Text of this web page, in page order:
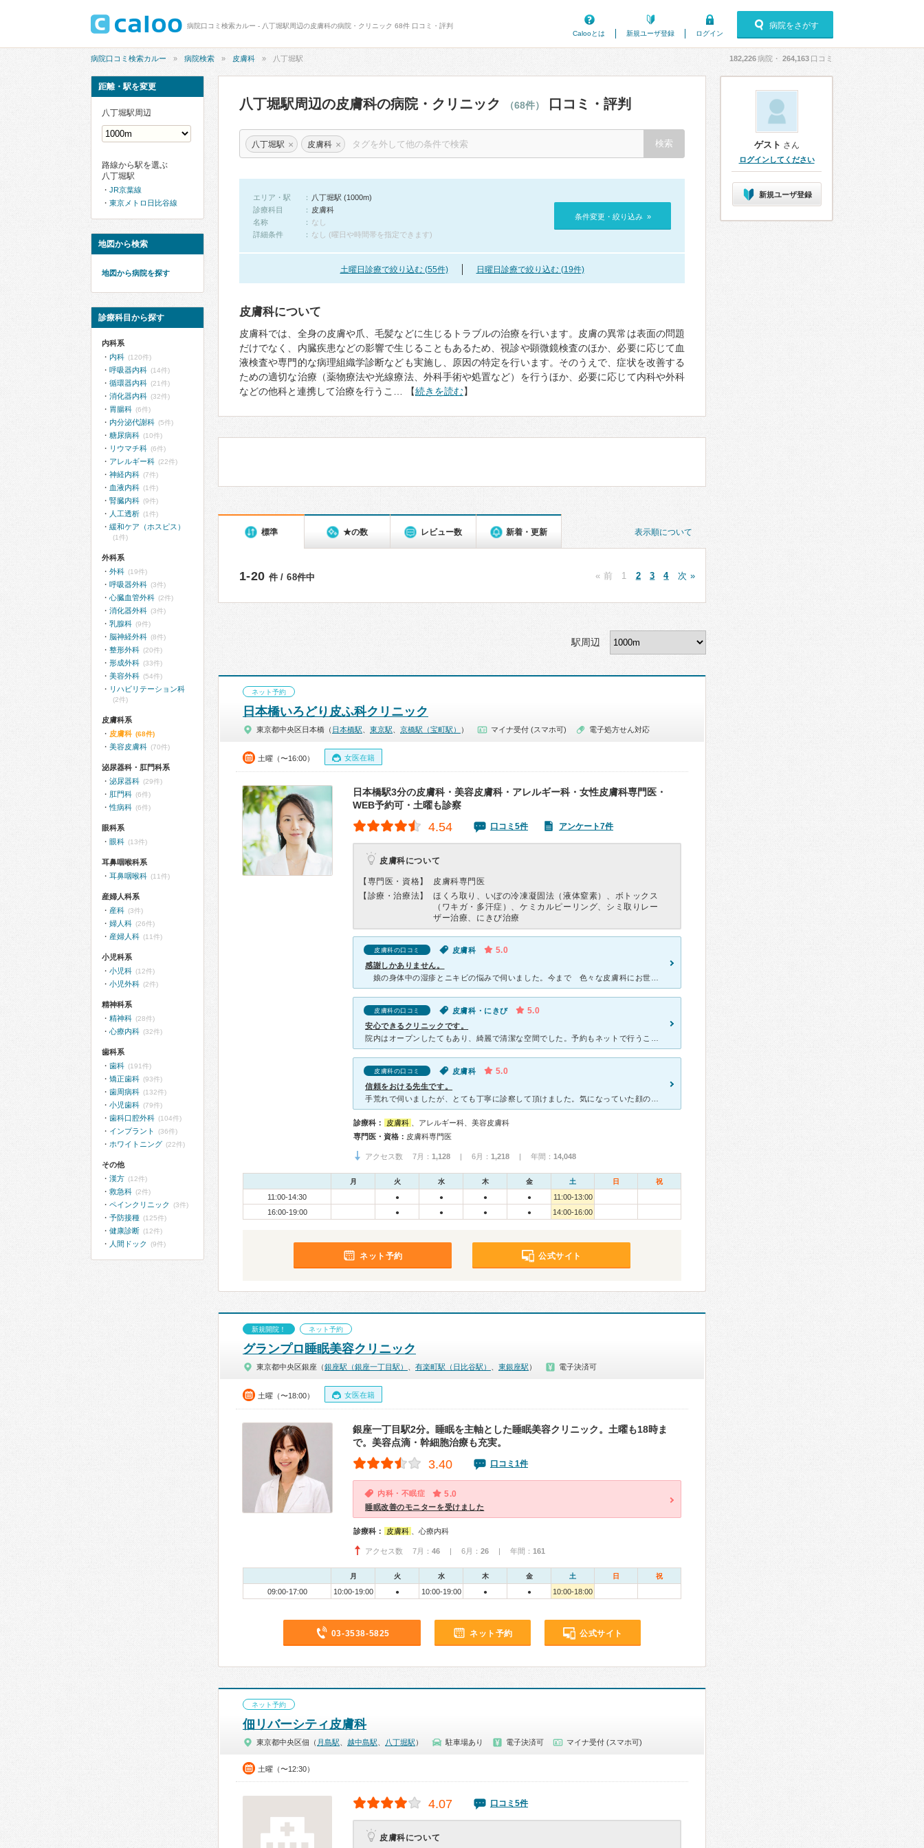
病院口コミ検索カルー - 八丁堀駅周辺の皮膚科の病院・クリニック 68件 口コミ・評判
Calooとは
新規ユーザ登録 ログイン
病院をさがす
病院口コミ検索カルー 病院検索 皮膚科 八丁堀駅 182,226病院・ 264,163 口コミ
八丁堀駅周辺の皮膚科の病院・クリニック （68件） 口コミ・評判
八丁堀駅 × 皮膚科 ×
エリア・駅
八丁堀駅 (1000m)
診療科目
皮膚科
名称
なし
詳細条件
なし (曜日や時間帯を指定できます)
条件変更・絞り込み »
土曜日診療で絞り込む (55件) 日曜日診療で絞り込む (19件)
皮膚科について
皮膚科では、全身の皮膚や爪、毛髪などに生じるトラブルの治療を行います。皮膚の異常は表面の問題
だけでなく、内臓疾患などの影響で生じることもあるため、視診や顕微鏡検査のほか、必要に応じて血
液検査や専門的な病理組織学診断なども実施し、原因の特定を行います。そのうえで、症状を改善する
ための適切な治療（薬物療法や光線療法、外科手術や処置など）を行うほか、必要に応じて内科や外科
などの他科と連携して治療を行うこ… 【続きを読む】
表示順について
標準 ★の数 レビュー数 新着・更新
1-20 件 / 68件中 « 前 1 2 3 4 次 »
駅周辺
ネット予約
日本橋いろどり皮ふ科クリニック
東京都中央区日本橋（ 日本橋駅 東京駅 京橋駅（宝町駅） ） マイナ受付 (スマホ可) 電子処方せん対応
土曜（〜16:00） 女医在籍
日本橋駅3分の皮膚科・美容皮膚科・アレルギー科・女性皮膚科専門医・
WEB予約可・土曜も診察
4.54 口コミ5件 アンケート7件
皮膚科について
【専門医・資格】
皮膚科専門医
【診療・治療法】
ほくろ取り、いぼの冷凍凝固法（液体窒素）、ボトックス
（ワキガ・多汗症）、ケミカルピーリング、シミ取りレー
ザー治療、にきび治療
皮膚科の口コミ 皮膚科 5.0
感謝しかありません。
皮膚科の口コミ 皮膚科・にきび 5.0
安心できるクリニックです。
皮膚科の口コミ 皮膚科 5.0
信頼をおける先生です。
診療科： 皮膚科
、アレルギー科、美容皮膚科
専門医・資格： 皮膚科専門医
アクセス数 7月： 1,128 | 6月： 1,218 | 年間： 14,048
月 火 水 木 金 土 日 祝
11:00-14:30 ● ● ● ●
11:00-13:00
16:00-19:00
● ● ● ● 14:00-16:00
ネット予約 公式サイト
新規開院！ ネット予約
グランプロ睡眠美容クリニック
東京都中央区銀座（銀座駅（銀座一丁目駅） 有楽町駅（日比谷駅） 東銀座駅 ） 電子決済可
土曜（〜18:00） 女医在籍
銀座一丁目駅2分。睡眠を主軸とした睡眠美容クリニック。土曜も18時ま
で。美容点滴・幹細胞治療も充実。
3.40 口コミ1件
内科・不眠症 5.0
睡眠改善のモニターを受けました
診療科： 皮膚科 、心療内科
アクセス数 7月： 46 | 6月： 26 | 年間： 161
月 火 水 木 金 土 日 祝
09:00-17:00 10:00-19:00 ● 10:00-19:00 ● ● 10:00-18:00
03-3538-5825 ネット予約 公式サイト
ネット予約
佃リバーシティ皮膚科
東京都中央区佃（ 月島駅 越中島駅 八丁堀駅 ） 駐車場あり 電子決済可 マイナ受付 (スマホ可)
土曜（〜12:30）
4.07 口コミ5件
皮膚科について
距離・駅を変更
八丁堀駅周辺
路線から駅を選ぶ
八丁堀駅
JR京葉線
東京メトロ日比谷線
地図から検索
地図から病院を探す
診療科目から探す
内科系
内科 (120件)
呼吸器内科 (14件)
循環器内科 (21件)
消化器内科 (32件)
胃腸科 (6件)
内分泌代謝科 (5件)
糖尿病科 (10件)
リウマチ科 (6件)
アレルギー科 (22件)
神経内科 (7件)
血液内科 (1件)
腎臓内科 (9件)
人工透析 (1件)
緩和ケア（ホスピス）
(1件)
外科系
外科 (19件)
呼吸器外科 (3件)
心臓血管外科 (2件)
消化器外科 (3件)
乳腺科 (9件)
脳神経外科 (8件)
整形外科 (20件)
形成外科 (33件)
美容外科 (54件)
リハビリテーション科
(2件)
皮膚科系
皮膚科 (68件)
美容皮膚科 (70件)
泌尿器科・肛門科系
泌尿器科 (29件)
肛門科 (6件)
性病科 (6件)
眼科系
眼科 (13件)
耳鼻咽喉科系
耳鼻咽喉科 (11件)
産婦人科系
産科 (3件)
婦人科 (26件)
産婦人科 (11件)
小児科系
小児科 (12件)
小児外科 (2件)
精神科系
精神科 (28件)
心療内科 (32件)
歯科系
歯科 (191件)
矯正歯科 (93件)
歯周病科 (132件)
小児歯科 (79件)
歯科口腔外科 (104件)
インプラント (36件)
ホワイトニング (22件)
その他
漢方 (12件)
救急科 (2件)
ペインクリニック (3件)
予防接種 (125件)
健康診断 (12件)
人間ドック (9件)
ゲスト さん
ログインしてください
新規ユーザ登録